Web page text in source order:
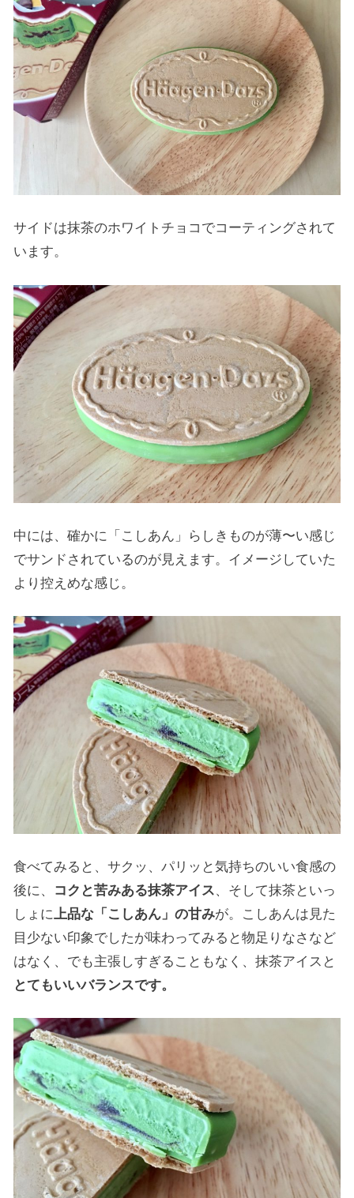
サイドは抹茶のホワイトチョコでコーティングされて
います。
中には、確かに「こしあん」らしきものが薄〜い感じ
でサンドされているのが見えます。イメージしていた
より控えめな感じ。
食べてみると、サクッ、パリッと気持ちのいい食感の
後に、 コクと苦みある抹茶アイス、そして抹茶といっ
しょに 上品な「こしあん」の甘みが。こしあんは見た
目少ない印象でしたが味わってみると物足りなさなど
はなく、でも主張しすぎることもなく、抹茶アイスと
とてもいいバランスです。